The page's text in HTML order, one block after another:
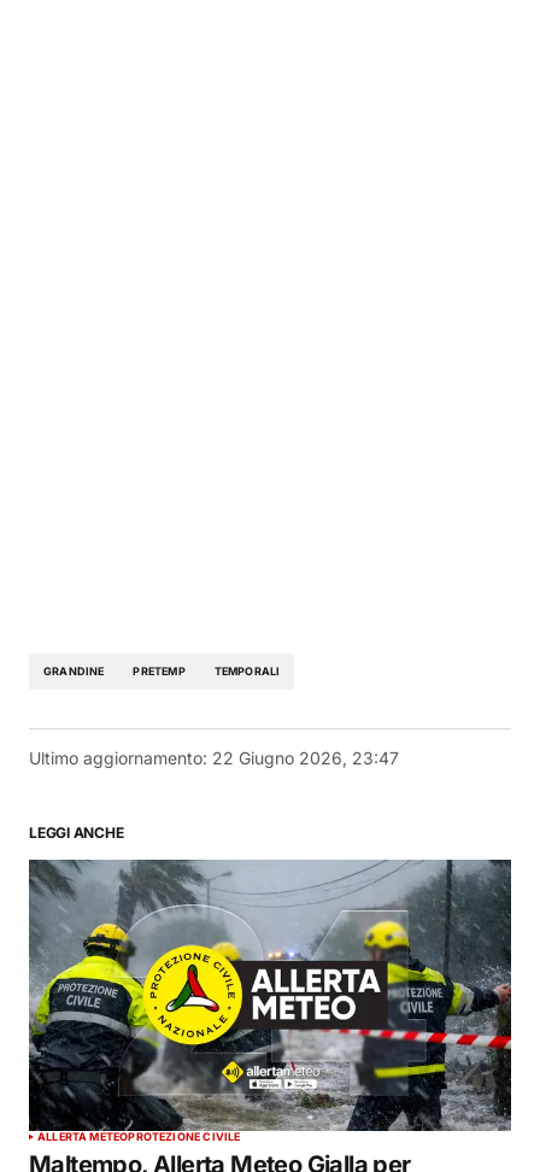
GRANDINE PRETEMP TEMPORALI
Ultimo aggiornamento: 22 Giugno 2026, 23:47
LEGGI ANCHE
ALLERTA METEOPROTEZIONE CIVILE
Maltempo, Allerta Meteo Gialla per